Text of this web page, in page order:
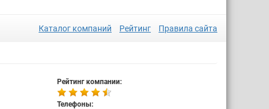
Каталог компаний Рейтинг Правила сайта
Рейтинг компании:
Телефоны: